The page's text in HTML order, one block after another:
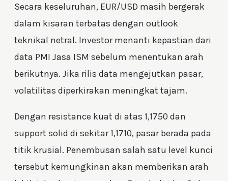
Secara keseluruhan, EUR/USD masih bergerak
dalam kisaran terbatas dengan outlook
teknikal netral. Investor menanti kepastian dari
data PMI Jasa ISM sebelum menentukan arah
berikutnya. Jika rilis data mengejutkan pasar,
volatilitas diperkirakan meningkat tajam.
Dengan resistance kuat di atas 1,1750 dan
support solid di sekitar 1,1710, pasar berada pada
titik krusial. Penembusan salah satu level kunci
tersebut kemungkinan akan memberikan arah